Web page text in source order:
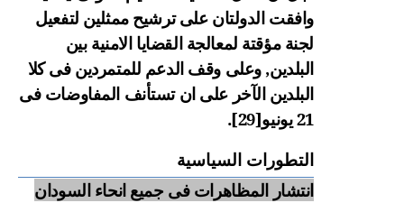
وافقت الدولتان على ترشيح ممثلين لتفعيل
لجنة مؤقتة لمعالجة القضايا الامنية بين
البلدين, وعلى وقف الدعم للمتمردين فى كلا
البلدين الآخر على ان تستأنف المفاوضات فى
21 يونيو
[29]
.
التطورات السياسية
انتشار المظاهرات فى جميع انحاء السودان